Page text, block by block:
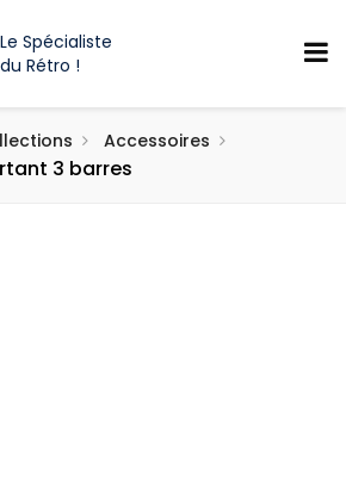
Le Spécialiste
du Rétro !
Accessoires
3 barres